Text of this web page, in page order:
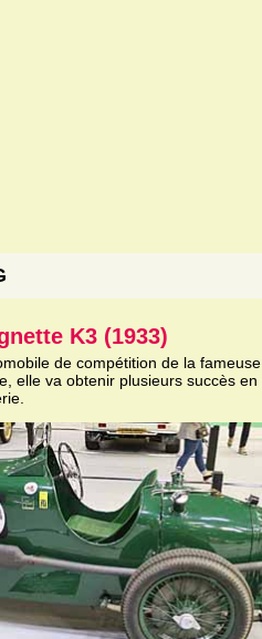
K3 (1933)
de compétition de la
elle va obtenir plusieurs succès en